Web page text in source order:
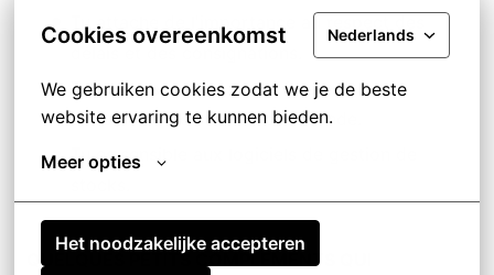
Cookies overeenkomst Nederlands
We gebruiken cookies zodat we je de beste
website ervaring te kunnen bieden.
Meer opties
Het noodzakelijke accepteren
Tu attache de l'importance au respect des
Tu as la capacité à lire et interpréter les
documents de suivi de commande.
Tu es sensible aux logiciels de gestion de
QUELQUES PETITS COMPLEMENTS QUI